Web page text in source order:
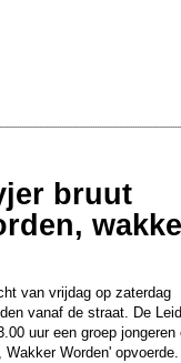
afwasser in
om haar man met
te zien tijdens
bruut
van vrijdag op zaterdag
vanaf de straat. De
uur een groep jongeren
Worden'